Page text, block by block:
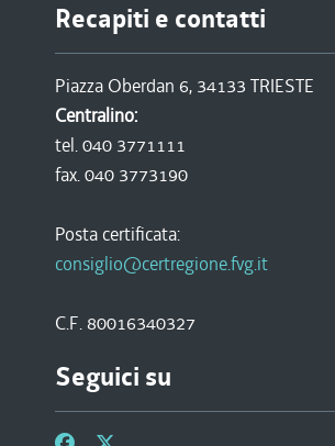
Recapiti e contatti
Piazza Oberdan 6, 34133 TRIESTE
Centralino:
tel. 040 3771111
fax. 040 3773190
Posta certificata:
consiglio@certregione.fvg.it
C.F. 80016340327
Seguici su